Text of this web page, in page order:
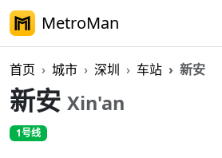
MetroMan
首页 城市 深圳 车站 新安
新安 Xin'an
1号线